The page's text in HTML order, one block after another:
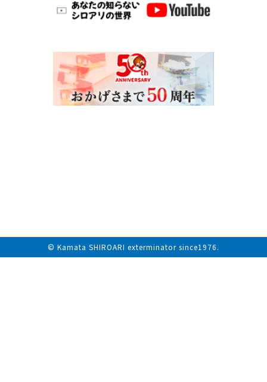
© Kamata SHIROARI exterminator since1976.